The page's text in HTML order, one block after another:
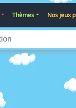
Thèmes Nos jeux